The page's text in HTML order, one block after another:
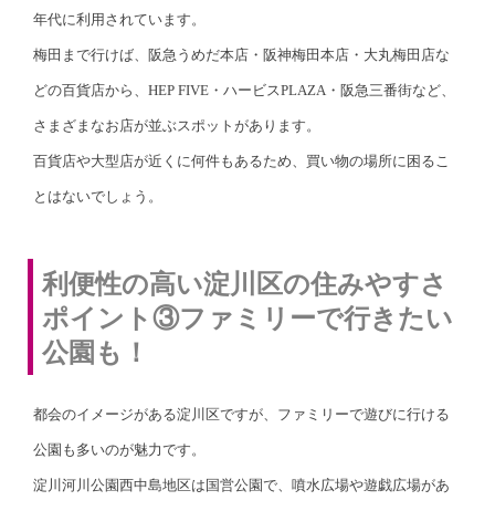
年代に利用されています。
梅田まで行けば、阪急うめだ本店・阪神梅田本店・大丸梅田店な
どの百貨店から、HEP FIVE・ハービスPLAZA・阪急三番街など、
さまざまなお店が並ぶスポットがあります。
百貨店や大型店が近くに何件もあるため、買い物の場所に困るこ
とはないでしょう。
利便性の高い淀川区の住みやすさ
ポイント③ファミリーで行きたい
公園も！
都会のイメージがある淀川区ですが、ファミリーで遊びに行ける
公園も多いのが魅力です。
淀川河川公園西中島地区は国営公園で、噴水広場や遊戯広場があ